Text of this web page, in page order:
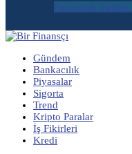
Facebook Twitter
Gündem
Bankacılık
Piyasalar
Sigorta
Trend
Kripto Paralar
İş Fikirleri
Kredi